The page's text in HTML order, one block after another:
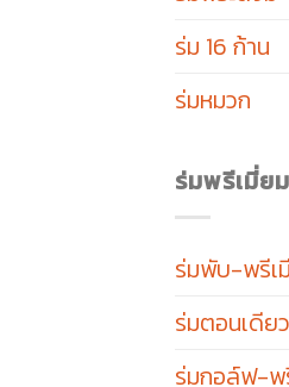
ร่ม 16 ก้าน
ร่มหมวก
ร่มพรีเมี่ยม
ร่มพับ-พรีเ
ร่มตอนเดีย
ร่มกอล์ฟ-พ